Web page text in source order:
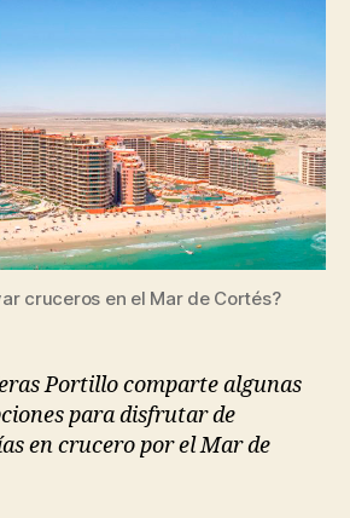
cruceros en el Mar de Cortés?
Portillo comparte algunas
para disfrutar de
en crucero por el Mar de